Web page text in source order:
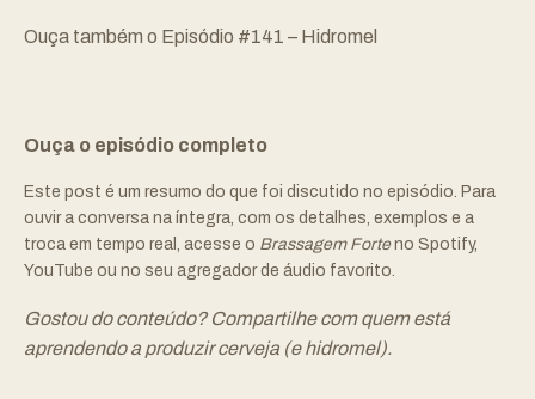
Ouça também o Episódio #141 – Hidromel
Ouça o episódio completo
Este post é um resumo do que foi discutido no episódio. Para
ouvir a conversa na íntegra, com os detalhes, exemplos e a
troca em tempo real, acesse o Brassagem Forteno Spotify,
YouTube ou no seu agregador de áudio favorito.
Gostou do conteúdo? Compartilhe com quem está
aprendendo a produzir cerveja (e hidromel).